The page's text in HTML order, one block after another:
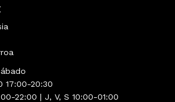
17:00-20:30
22:00 | J, V, S 10:00-01:00